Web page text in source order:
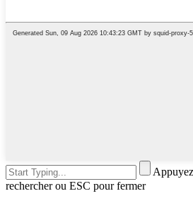
rechercher ou ESC pour fermer